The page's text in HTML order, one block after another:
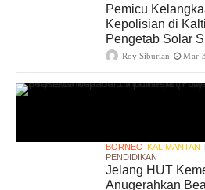
Pemicu
Kepolisian di
Pengetab Solar
Roy Siburian Mar
BORNEO KALIMANTAN
PENDIDIKAN
Jelang HUT
Anugerahkan